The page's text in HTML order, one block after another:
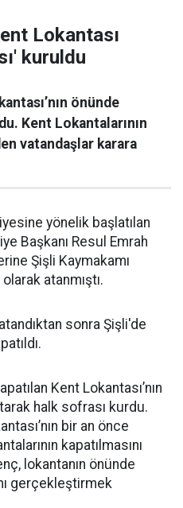
Lokantası
kuruldu
önünde
Kent Lokantalarının
vatandaşlar karara
yönelik başlatılan
Başkanı Resul Emrah
Şişli Kaymakamı
atanmıştı.
sonra Şişli'de
Kent Lokantası’nın
halk sofrası kurdu.
bir an önce
kapatılmasını
lokantanın önünde
gerçekleştirmek